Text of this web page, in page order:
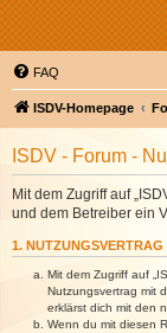
FAQ
ISDV-Homepage
ISDV - Forum -
Mit dem Zugriff auf
und dem Betreiber ein
1. NUTZUNGSVERTRAG
Mit dem Zugriff auf
Nutzungsvertrag mit
erklärst dich mit den
Wenn du mit diesen